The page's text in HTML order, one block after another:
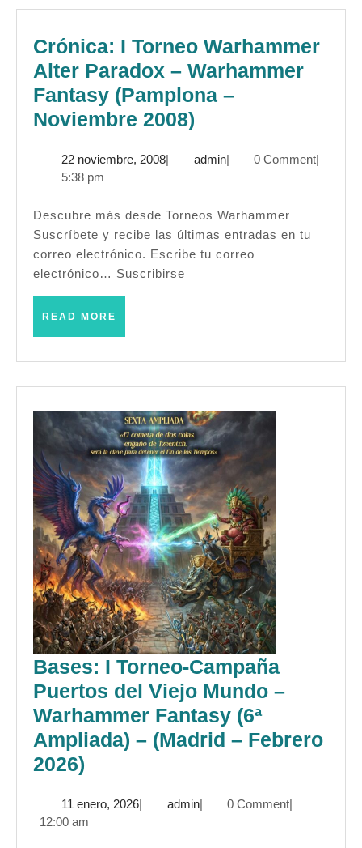
Crónica: I Torneo Warhammer
Alter Paradox – Warhammer
Fantasy (Pamplona –
Noviembre 2008)
Torneo
Alter
Paradox
–
–
Noviembre
2008)
22 noviembre, 200822
| adminadmin
| 0 Comment|
5:38 pm
Descubre más desde Torneos Warhammer
Suscríbete y recibe las últimas entradas en tu
correo electrónico. Escribe tu correo
electrónico… Suscribirse
READ MORE
Bases: I Torneo-Campaña
Puertos del Viejo Mundo –
Warhammer Fantasy (6ª
Ampliada) – (Madrid – Febrero
2026)
Torneo-
11 enero, 202611
| adminadmin
| 0 Comment|
12:00 am